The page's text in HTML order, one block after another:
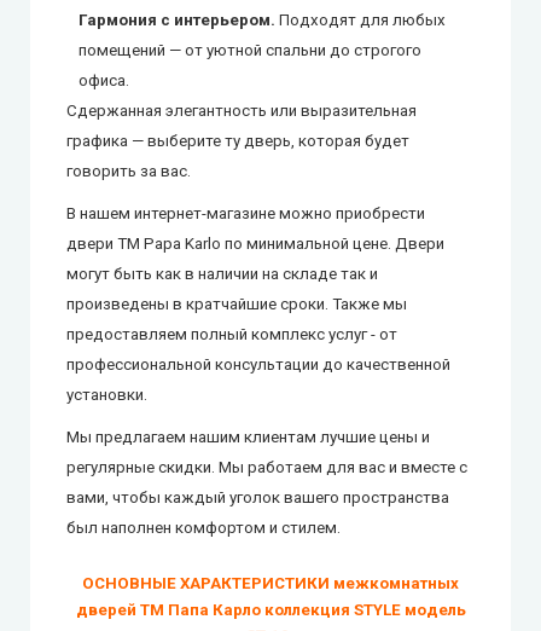
Гармония с интерьером. Подходят для любых
помещений — от уютной спальни до строгого
офиса.
Сдержанная элегантность или выразительная
графика — выберите ту дверь, которая будет
говорить за вас.
В нашем интернет-магазине можно приобрести
двери ТМ Papa Karlo по минимальной цене. Двери
могут быть как в наличии на складе так и
произведены в кратчайшие сроки. Также мы
предоставляем полный комплекс услуг - от
профессиональной консультации до качественной
установки.
Мы предлагаем нашим клиентам лучшие цены и
регулярные скидки. Мы работаем для вас и вместе с
вами, чтобы каждый уголок вашего пространства
был наполнен комфортом и стилем.
ОСНОВНЫЕ ХАРАКТЕРИСТИКИ межкомнатных
дверей ТМ Папа Карло коллекция STYLE модель